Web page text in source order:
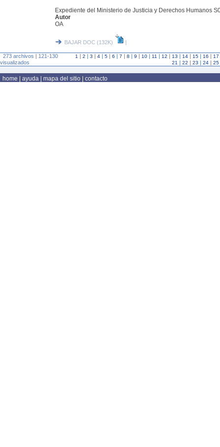
Expediente del Ministerio de Justicia y Derechos Humanos
Autor
OA
BAJAR DOC (132K) |
273 archivos | 121-130
visualizados
1 | 2 | 3 | 4 | 5 | 6 | 7 | 8 | 9 | 10 | 11 | 12 | 13 | 14 | 15 | 16 | 17
21 | 22 | 23 | 24 | 25
home ayuda mapa del sitio contacto